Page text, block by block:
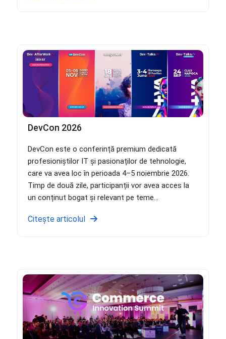
DevCon 2026
DevCon este o conferință premium dedicată
profesioniștilor IT și pasionaților de tehnologie,
care va avea loc în perioada 4–5 noiembrie 2026.
Timp de două zile, participanții vor avea acces la
un conținut bogat și relevant pe teme...
Citește articolul